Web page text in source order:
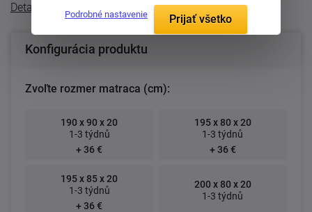
Detailný popis
Konfigurácia produktu
Zvoľte rozmer matraca (cm):
190 x 90 x 20
1-3 týdnů
+ 36 €
195 x 80 x 20
1-3 týdnů
+ 36 €
195 x 85 x 20
1-3 týdnů
+ 36 €
200 x 80 x 20
1-3 týdnů
Podrobné nastavenie Prijať všetko